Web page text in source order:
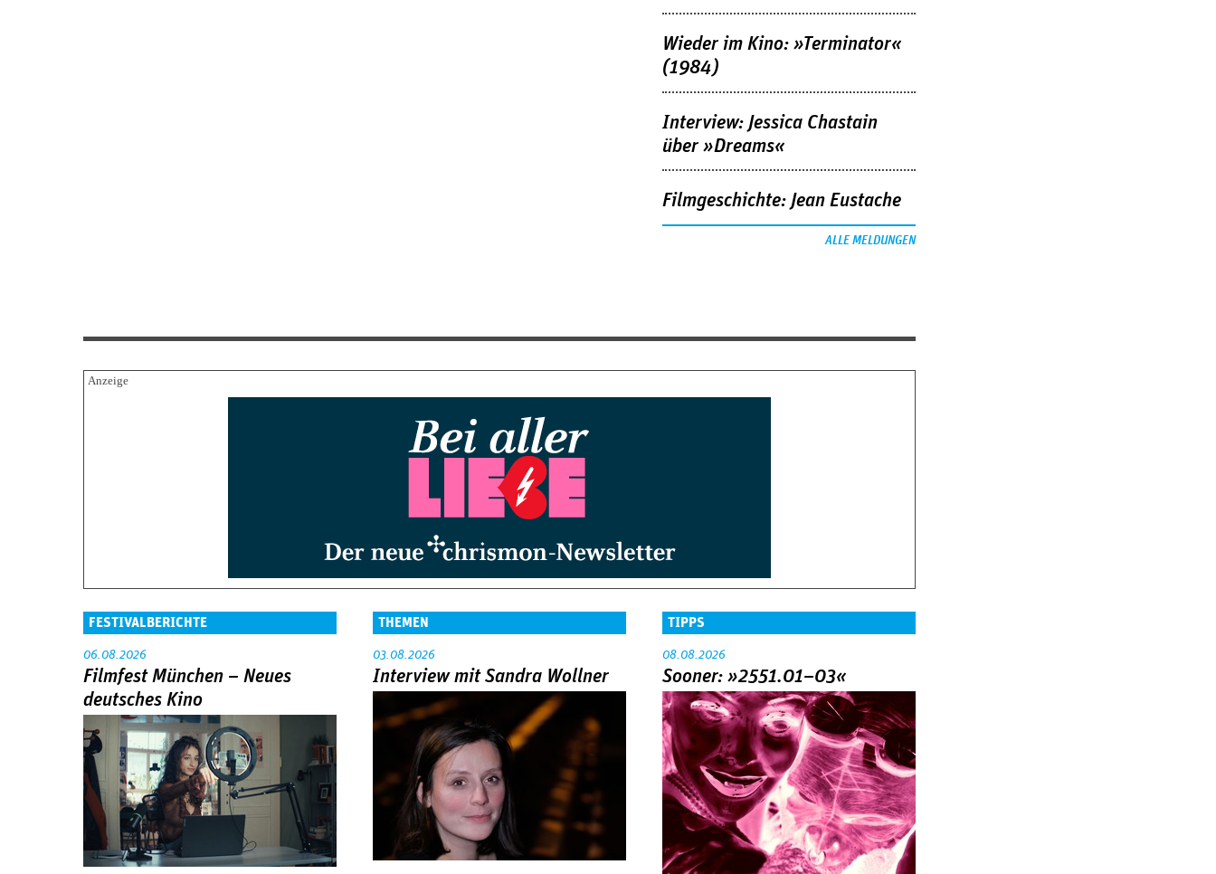
Wieder im Kino: »Terminator«
(1984)
Interview: Jessica Chastain
über »Dreams«
Filmgeschichte: Jean Eustache
ALLE MELDUNGEN
FESTIVALBERICHTE
06.08.2026
Filmfest München – Neues
deutsches Kino
THEMEN
03.08.2026
Interview mit Sandra Wollner
TIPPS
08.08.2026
Sooner: »2551.01–03«